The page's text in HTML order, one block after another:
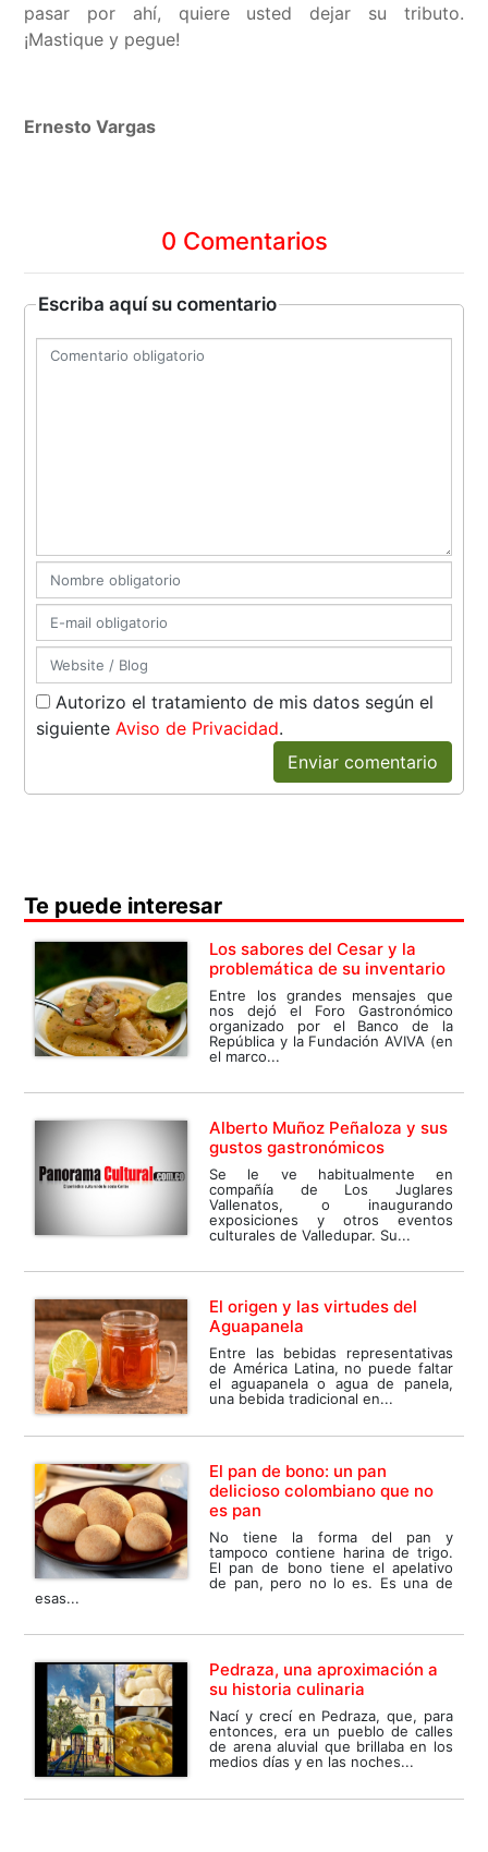
pasar por ahí, quiere usted dejar su tributo.
¡Mastique y pegue!
Ernesto Vargas
0 Comentarios
Escriba aquí su comentario
Autorizo el tratamiento de mis datos según el
siguienteAviso de Privacidad.
Enviar comentario
Te puede interesar
Los sabores del Cesar y la
problemática de su inventario
Entre los grandes mensajes que
nos dejó el Foro Gastronómico
organizado por el Banco de la
República y la Fundación AVIVA (en
el marco...
Alberto Muñoz Peñaloza y sus
gustos gastronómicos
Se le ve habitualmente en
compañía de Los Juglares
Vallenatos, o inaugurando
exposiciones y otros eventos
culturales de Valledupar. Su...
El origen y las virtudes del
Aguapanela
Entre las bebidas representativas
de América Latina, no puede faltar
el aguapanela o agua de panela,
una bebida tradicional en...
El pan de bono: un pan
delicioso colombiano que no
es pan
No tiene la forma del pan y
tampoco contiene harina de trigo.
El pan de bono tiene el apelativo
de pan, pero no lo es. Es una de
esas...
Pedraza, una aproximación a
su historia culinaria
Nací y crecí en Pedraza, que, para
entonces, era un pueblo de calles
de arena aluvial que brillaba en los
medios días y en las noches...